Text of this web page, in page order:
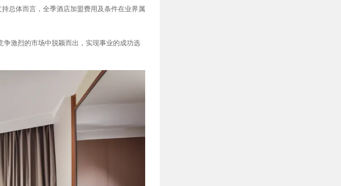
总体而言，全季酒店加盟费用及条件在业界属
激烈的市场中脱颖而出，实现事业的成功选